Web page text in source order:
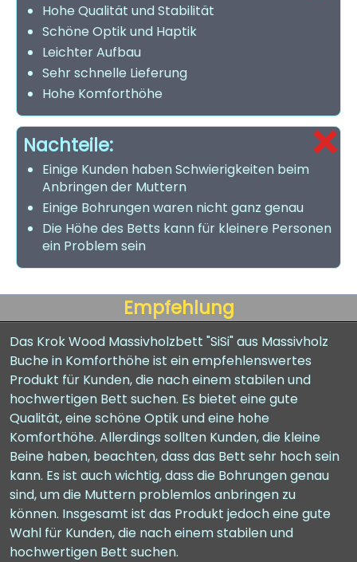
Hohe Qualität und Stabilität
Schöne Optik und Haptik
Leichter Aufbau
Sehr schnelle Lieferung
Hohe Komforthöhe
Nachteile:
Einige Kunden haben Schwierigkeiten beim
Anbringen der Muttern
Einige Bohrungen waren nicht ganz genau
Die Höhe des Betts kann für kleinere Personen
ein Problem sein
Empfehlung
Das Krok Wood Massivholzbett "SiSi" aus Massivholz
Buche in Komforthöhe ist ein empfehlenswertes
Produkt für Kunden, die nach einem stabilen und
hochwertigen Bett suchen. Es bietet eine gute
Qualität, eine schöne Optik und eine hohe
Komforthöhe. Allerdings sollten Kunden, die kleine
Beine haben, beachten, dass das Bett sehr hoch sein
kann. Es ist auch wichtig, dass die Bohrungen genau
sind, um die Muttern problemlos anbringen zu
können. Insgesamt ist das Produkt jedoch eine gute
Wahl für Kunden, die nach einem stabilen und
hochwertigen Bett suchen.